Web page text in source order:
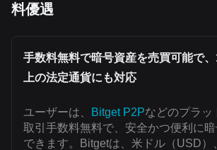
料優遇
手数料無料で暗号資産を売買可能で
上の法定通貨にも対応
ユーザーは、 Bitget P2Pなどのプラッ
取引手数料無料で、安全かつ便利に
できます。Bitgetは、米ドル（USD）